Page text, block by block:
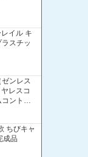
イル キ
スチッ
ンレス
レスコ
ントロ
ホール
/グリップ
面ボタ
ロスイ
ちびキャ
成品